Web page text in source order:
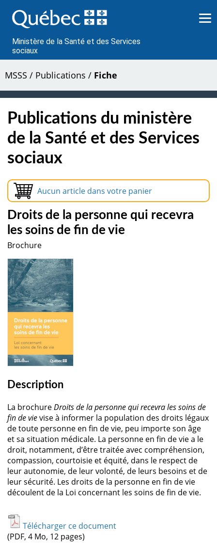
au
contenu
Ministère de la Santé et des Services
sociaux
MSSS / Publications / Fiche
Publications du ministère
de la Santé et des Services
sociaux
Aucun article dans votre panier
Droits de la personne qui recevra
les soins de fin de vie
Brochure
Description
La brochureDroits de la personne qui recevra les soins de
fin de vievise à informer la population des droits légaux
de toute personne en fin de vie, peu importe son âge
et sa situation médicale. La personne en fin de vie a le
droit, notamment, d’être traitée avec compréhension,
compassion, courtoisie et équité, dans le respect de
leur autonomie, de leur volonté, de leurs besoins et de
leur sécurité. Les droits de la personne en fin de vie
découlent de la Loi concernant les soins de fin de vie.
Télécharger ce document
(PDF, 4 Mo, 12 pages)